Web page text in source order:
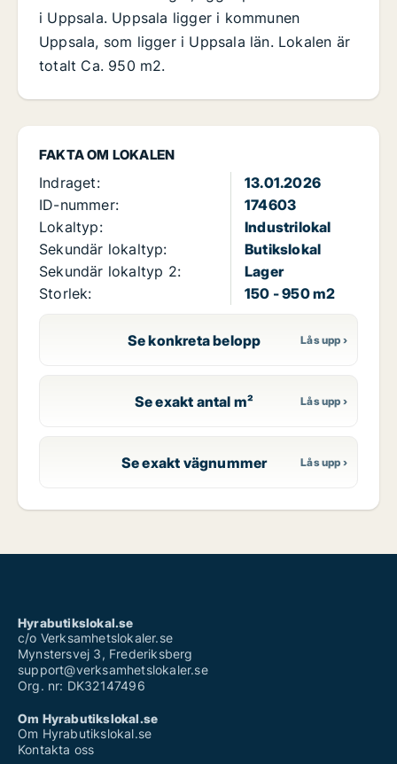
FAKTA OM LOKALEN
Indraget:
13.01.2026
ID-nummer:
174603
Lokaltyp:
Industrilokal
Sekundär lokaltyp:
Butikslokal
Sekundär lokaltyp 2:
Lager
Storlek:
150 - 950 m2
Se konkreta belopp
Se exakt antal m²
Se exakt vägnummer
i Uppsala. Uppsala ligger i kommunen
Uppsala, som ligger i Uppsala län. Lokalen är
totalt Ca. 950 m2.
Hyrabutikslokal.se
c/o Verksamhetslokaler.se
Mynstersvej 3, Frederiksberg
support@verksamhetslokaler.se
Org. nr: DK32147496
Om Hyrabutikslokal.se
Om Hyrabutikslokal.se
Kontakta oss